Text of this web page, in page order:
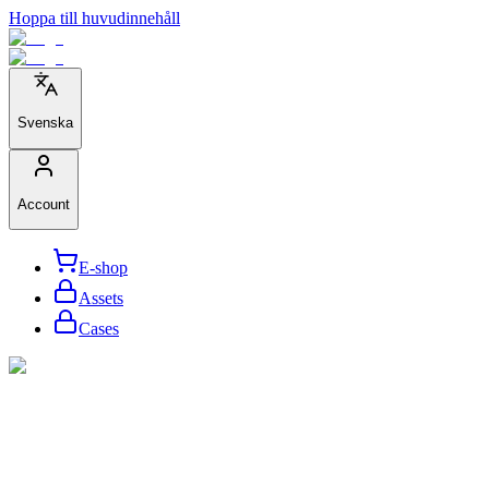
Hoppa till huvudinnehåll
Svenska
Account
E-shop
Assets
Cases